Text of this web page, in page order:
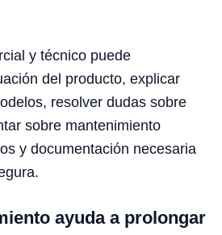
y técnico puede
del producto, explicar
resolver dudas sobre
sobre mantenimiento
y documentación necesaria
ayuda a prolongar